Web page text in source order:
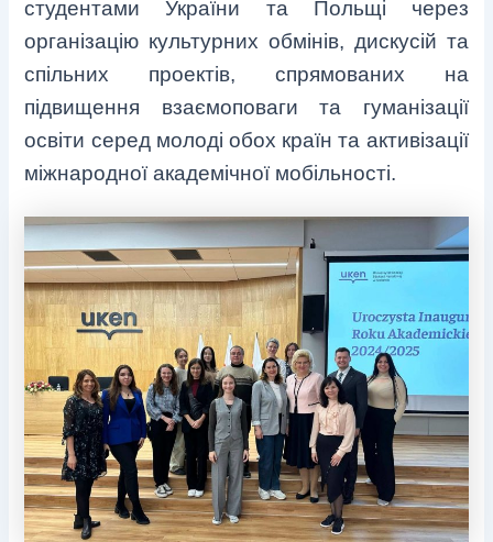
студентами України та Польщі через
організацію культурних обмінів, дискусій та
спільних проектів, спрямованих на
підвищення взаємоповаги та гуманізації
освіти серед молоді обох країн та активізації
міжнародної академічної мобільності.